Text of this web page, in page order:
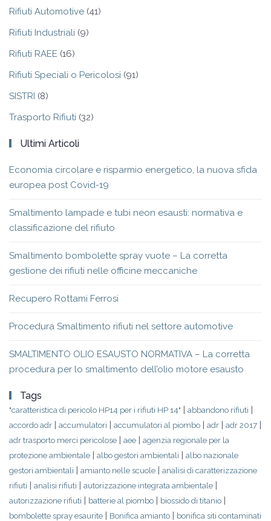
Rifiuti Automotive (41)
Rifiuti Industriali (9)
Rifiuti RAEE (16)
Rifiuti Speciali o Pericolosi (91)
SISTRI (8)
Trasporto Rifiuti (32)
Ultimi Articoli
Economia circolare e risparmio energetico, la nuova sfida
europea post Covid-19
Smaltimento lampade e tubi neon esausti: normativa e
classificazione del rifiuto
Smaltimento bombolette spray vuote – La corretta
gestione dei rifiuti nelle officine meccaniche
Recupero Rottami Ferrosi
Procedura Smaltimento rifiuti nel settore automotive
SMALTIMENTO OLIO ESAUSTO NORMATIVA – La corretta
procedura per lo smaltimento dell’olio motore esausto
Tags
"caratteristica di pericolo HP14 per i rifiuti HP 14" | abbandono rifiuti |
accordo adr | accumulatori | accumulatori al piombo | adr | adr 2017 |
adr trasporto merci pericolose | aee | agenzia regionale per la
protezione ambientale | albo gestori ambientali | albo nazionale
gestori ambientali | amianto nelle scuole | analisi di caratterizzazione
rifiuti | analisi rifiuti | autorizzazione integrata ambientale |
autorizzazione rifiuti | batterie al piombo | biossido di titanio |
bombolette spray esaurite | Bonifica amianto | bonifica siti contaminati